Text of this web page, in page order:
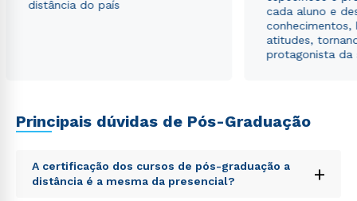
distância do país
cada aluno e
conhecimentos,
atitudes,
protagonista da
Principais dúvidas de Pós-Graduação
A certificação dos cursos de pós-graduação a
distância é a mesma da presencial?
+